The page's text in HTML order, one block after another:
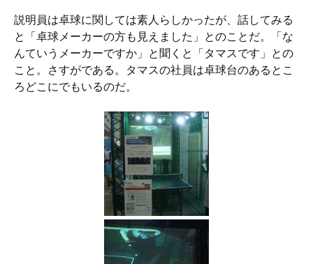
説明員は卓球に関しては素人らしかったが、話してみる
と「卓球メーカーの方も見えました」とのことだ。「な
んていうメーカーですか」と聞くと「タマスです」との
こと。さすがである。タマスの社員は卓球台のあるとこ
ろどこにでもいるのだ。